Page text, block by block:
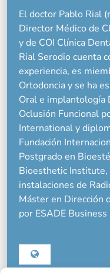
El doctor Pablo Rial
Director Médico de
y de COI Clínica
Rial Serodio cuenta
experiencia, es
Ortodoncia y se ha
Oral e implantología
Oclusión Funcional
International y
Fundación
Postgrado en
Bioesthetic
instalaciones de
Máster en Dirección
por ESADE Business